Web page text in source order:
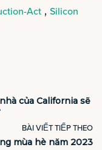
Act , Silicon
của California sẽ
BÀI VIẾT TIẾP THEO
mùa hè năm 2023